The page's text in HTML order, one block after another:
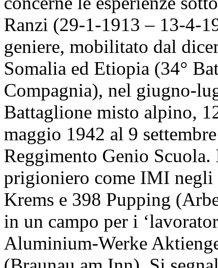
Ranzi (29-1-1913 – 13-4-
geniere, mobilitato dal
Somalia ed Etiopia (34°
Compagnia), nel giugno-
Battaglione misto alpino,
maggio 1942 al 9
Reggimento Genio
prigioniero come IMI
Krems e 398 Pupping
in un campo per i
Aluminium-Werke